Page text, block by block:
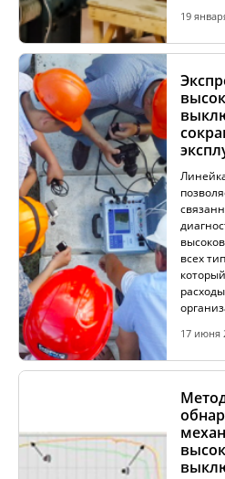
19
всех
17 июня